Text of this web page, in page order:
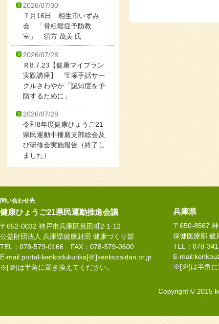
2026/07/30
７月16日 相生市いずみ
会 「骨粗鬆症予防教
室」 須方 茂美 氏
2026/07/28
Ｒ8.7.23【健康マイプラン
実践講座】 宝塚手話サー
クルさわやか「認知症を予
防するために」
2026/07/28
令和8年度健康ひょうご21
県民運動中播磨支部総会及
び研修会実施報告（終了し
ました）
問い合わせ先
健康ひょうご21県民運動推進会議
〒652-0032 神戸市兵庫区荒田町2-1-12
公益財団法人 兵庫県健康財団 健康づくり部
TEL：078-579-0166 FAX：078-579-0600
E-mail:portal-kenkodukurika[＠]kenkozaidan.or.jp
※[＠]は半角に置き換えてください。
兵庫県
〒650-8567
保健医療部 健
TEL：078-
E-
※[＠]は半角に
Copyright © 2015